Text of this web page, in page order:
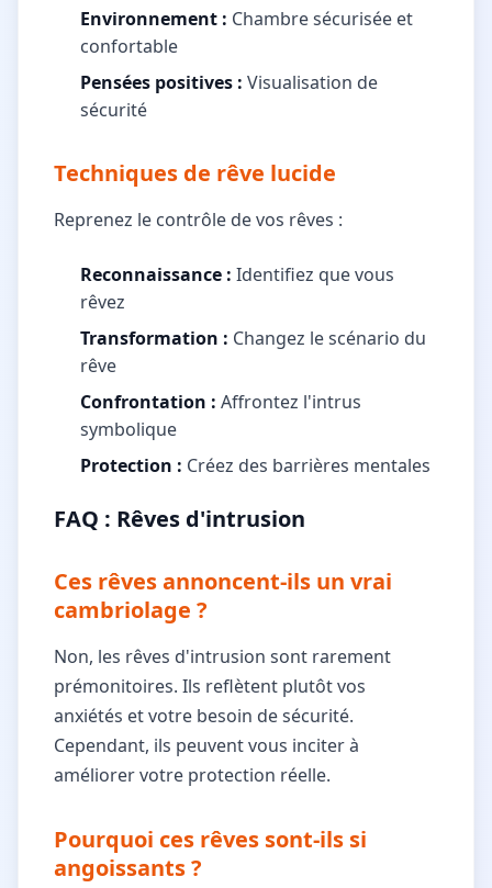
Environnement : Chambre sécurisée et
confortable
Pensées positives : Visualisation de
sécurité
Techniques de rêve lucide
Reprenez le contrôle de vos rêves :
Reconnaissance : Identifiez que vous
rêvez
Transformation : Changez le scénario du
rêve
Confrontation : Affrontez l'intrus
symbolique
Protection : Créez des barrières mentales
FAQ : Rêves d'intrusion
Ces rêves annoncent-ils un vrai
cambriolage ?
Non, les rêves d'intrusion sont rarement
prémonitoires. Ils reflètent plutôt vos
anxiétés et votre besoin de sécurité.
Cependant, ils peuvent vous inciter à
améliorer votre protection réelle.
Pourquoi ces rêves sont-ils si
angoissants ?